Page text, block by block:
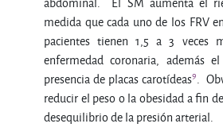
medida que cada uno de los FRV
pacientes tienen 1,5 a 3 veces
enfermedad coronaria, además
presencia de placas carotídeas9.
reducir el peso o la obesidad a fin
desequilibrio de la presión arterial.